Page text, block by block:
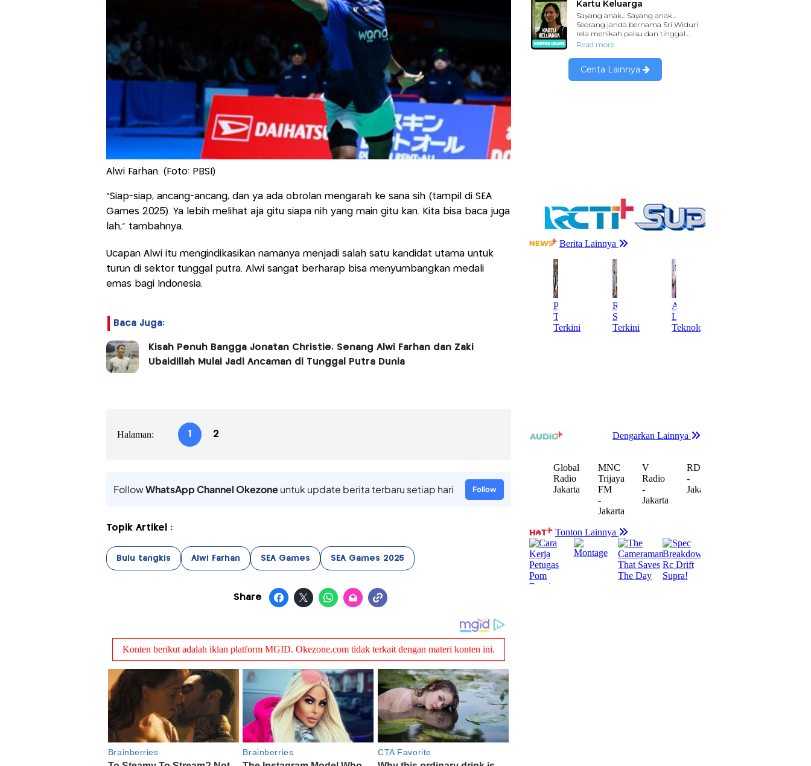
Alwi Farhan. (Foto: PBSI)
"Siap-siap, ancang-ancang, dan ya ada obrolan mengarah ke sana sih (tampil di SEA
Games 2025). Ya lebih melihat aja gitu siapa nih yang main gitu kan. Kita bisa baca juga
lah," tambahnya.
Ucapan Alwi itu mengindikasikan namanya menjadi salah satu kandidat utama untuk
turun di sektor tunggal putra. Alwi sangat berharap bisa menyumbangkan medali
emas bagi Indonesia.
Baca Juga:
Kisah Penuh Bangga Jonatan Christie, Senang Alwi Farhan dan Zaki
Ubaidillah Mulai Jadi Ancaman di Tunggal Putra Dunia
Halaman: 1 2
FollowWhatsApp Channel Okezoneuntuk update berita terbaru setiap hari Follow
Topik Artikel :
Bulu tangkis Alwi Farhan SEA Games SEA Games 2025
Share